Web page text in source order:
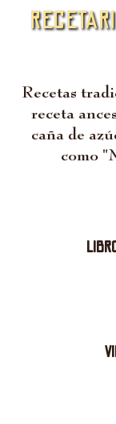
Recetas
receta
caña de
como